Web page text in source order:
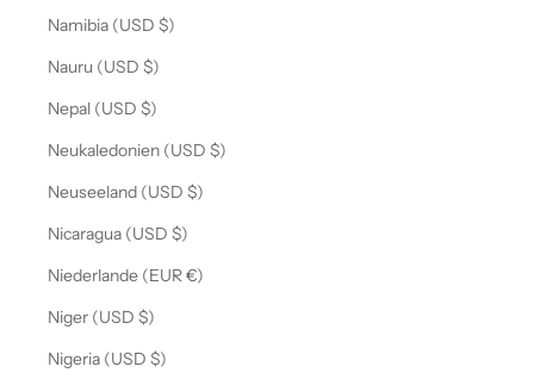
Namibia (USD $)
Nauru (USD $)
Nepal (USD $)
Neukaledonien (USD $)
Neuseeland (USD $)
Nicaragua (USD $)
Niederlande (EUR €)
Niger (USD $)
Nigeria (USD $)